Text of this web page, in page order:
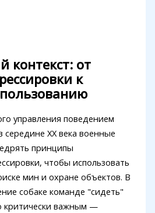
контекст: от
к
управления поведением
середине XX века военные
принципы
чтобы использовать
мин и охране объектов. В
собаке команде "сидеть"
критически важным —